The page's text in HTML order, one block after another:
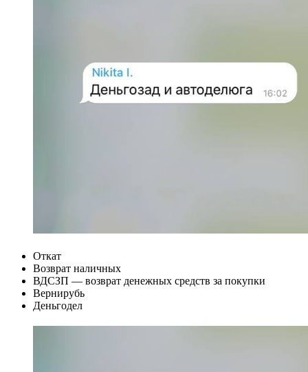
Откат
Возврат наличных
ВДСЗП — возврат денежных средств за покупки
Вернирубь
Деньгодел